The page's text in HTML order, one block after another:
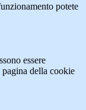
potete
essere
della cookie